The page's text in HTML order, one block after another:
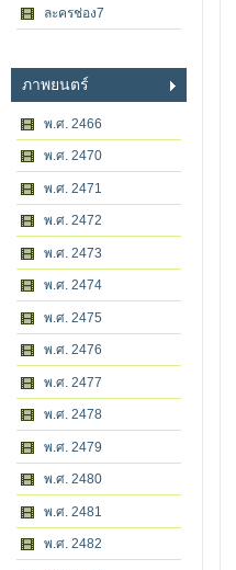
ละครช่อง7
ภาพยนตร์
พ.ศ. 2466
พ.ศ. 2470
พ.ศ. 2471
พ.ศ. 2472
พ.ศ. 2473
พ.ศ. 2474
พ.ศ. 2475
พ.ศ. 2476
พ.ศ. 2477
พ.ศ. 2478
พ.ศ. 2479
พ.ศ. 2480
พ.ศ. 2481
พ.ศ. 2482